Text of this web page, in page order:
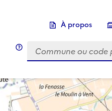
À propos
Choix d'une commune
Infobulle